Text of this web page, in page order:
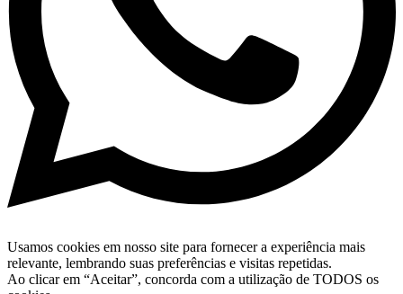
Usamos cookies em nosso site para fornecer a experiência mais
relevante, lembrando suas preferências e visitas repetidas.
Ao clicar em “Aceitar”, concorda com a utilização de TODOS os